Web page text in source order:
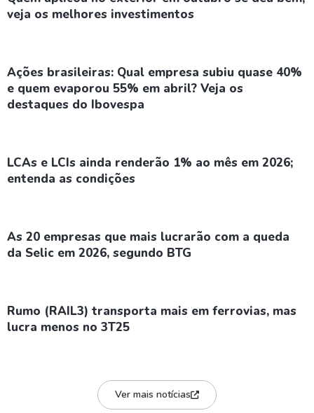
veja os melhores investimentos
Ações brasileiras: Qual empresa subiu quase 40%
e quem evaporou 55% em abril? Veja os
destaques do Ibovespa
LCAs e LCIs ainda renderão 1% ao mês em 2026;
entenda as condições
As 20 empresas que mais lucrarão com a queda
da Selic em 2026, segundo BTG
Rumo (RAIL3) transporta mais em ferrovias, mas
lucra menos no 3T25
Ver mais notícias